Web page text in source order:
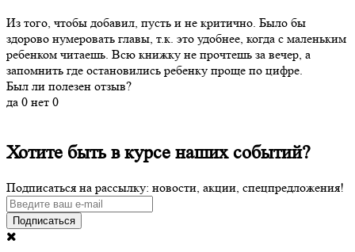
Из того, чтобы добавил, пусть и не критично. Было бы
здорово нумеровать главы, т.к. это удобнее, когда с маленьким
ребенком читаешь. Всю книжку не прочтешь за вечер, а
запомнить где остановились ребенку проще по цифре.
Был ли полезен отзыв?
да 0 нет 0
Хотите быть в курсе наших событий?
Подписаться на рассылку: новости, акции, спецпредложения!
Подписаться